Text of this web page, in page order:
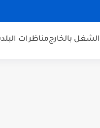
الشغل بالخارجمناظرات